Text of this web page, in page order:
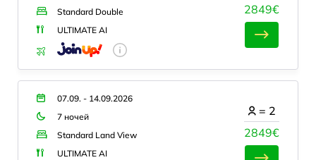
Standard Double
ULTIMATE AI
2849€
07.09. - 14.09.2026
7 ночей
Standard Land View
ULTIMATE AI
2849€
= 2